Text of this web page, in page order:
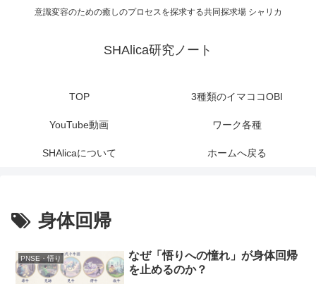
意識変容のための癒しのプロセスを探求する共同探求場 シャリカ
SHAlica研究ノート
TOP 3種類のイマココOBI
YouTube動画 ワーク各種
SHAlicaについて ホームへ戻る
身体回帰
PNSE・悟り
なぜ「悟りへの憧れ」が身体回帰
を止めるのか？